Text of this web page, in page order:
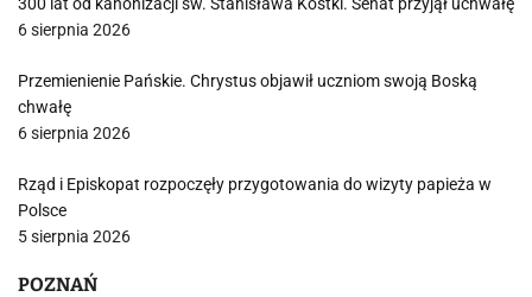
6 sierpnia 2026
Przemienienie Pańskie. Chrystus objawił uczniom swoją Boską
chwałę
6 sierpnia 2026
Rząd i Episkopat rozpoczęły przygotowania do wizyty papieża w
Polsce
5 sierpnia 2026
POZNAŃ